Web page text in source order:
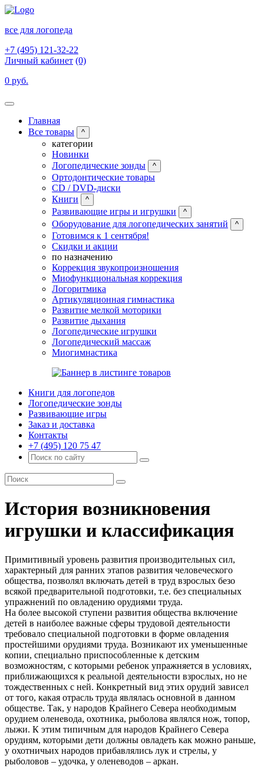
все для логопеда
+7 (495) 121-32-22
Личный кабинет (0)
0 руб.
Главная
Все товары
^
категории
Новинки
Логопедические зонды
^
Ортодонтические товары
CD / DVD-диски
Книги
^
Развивающие игры и игрушки ^
Оборудование для логопедических занятий ^
Готовимся к 1 сентября!
Скидки и акции
по назначению
Коррекция звукопроизношения
Миофункциональная коррекция
Логоритмика
Артикуляционная гимнастика
Развитие мелкой моторики
Развитие дыхания
Логопедические игрушки
Логопедический массаж
Миогимнастика
Книги для логопедов
Логопедические зонды
Развивающие игры
Заказ и доставка
Контакты
+7 (495) 120 75 47
История возникновения
игрушки и классификация
Примитивный уровень развития производительных сил,
характерный для ранних этапов развития человеческого
общества, позволял включать детей в труд взрослых безо
всякой предварительной подготовки, т.е. без специальных
упражнений по овладению орудиями труда.
На более высокой ступени развития общества включение
детей в наиболее важные сферы трудовой деятельности
требовало специальной подготовки в форме овладения
простейшими орудиями труда. Возникают их уменьшенные
копии, специально приспособленные к детским
возможностям, с которыми ребенок упражняется в условиях,
приближающихся к реальной деятельности взрослых, но не
тождественных с ней. Конкретный вид этих орудий зависел
от того, какая отрасль труда являлась основной в данном
обществе. Так, у народов Крайнего Севера необходимым
орудием оленевода, охотника, рыболова являлся нож, топор,
лыжи. К этим типичным для народов Крайнего Севера
орудиям, которыми дети должны овладеть как можно раньше,
у охотничьих народов прибавлялись лук и стрелы, у
рыболовов – удочка, у оленеводов – аркан.